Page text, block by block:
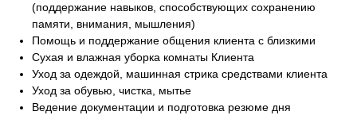
(поддержание навыков, способствующих сохранению
памяти, внимания, мышления)
Помощь и поддержание общения клиента с близкими
Сухая и влажная уборка комнаты Клиента
Уход за одеждой, машинная стрика средствами клиента
Уход за обувью, чистка, мытье
Ведение документации и подготовка резюме дня
близких более
комфортной и
полноценной!